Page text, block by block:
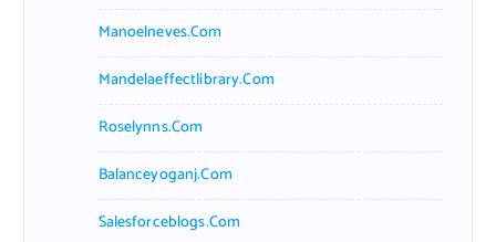
Manoelneves.com
Mandelaeffectlibrary.com
Roselynns.com
Balanceyoganj.com
Salesforceblogs.com